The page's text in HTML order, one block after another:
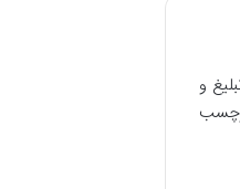
و